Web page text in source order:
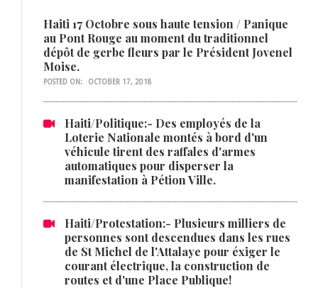
Haiti 17 Octobre sous haute tension / Panique
au Pont Rouge au moment du traditionnel
dépôt de gerbe fleurs par le Président Jovenel
Moise.
POSTED ON: OCTOBER 17, 2018
Haiti/Politique:- Des employés de la
Loterie Nationale montés à bord d'un
véhicule tirent des raffales d'armes
automatiques pour disperser la
manifestation à Pétion Ville.
Haiti/Protestation:- Plusieurs milliers de
personnes sont descendues dans les rues
de St Michel de l'Attalaye pour éxiger le
courant électrique, la construction de
routes et d'une Place Publique!